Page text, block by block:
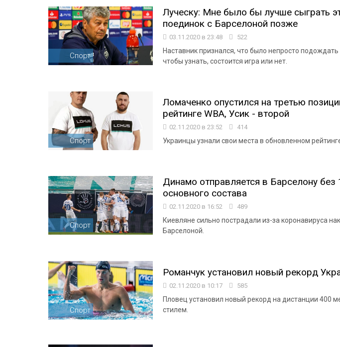
Спорт
Луческу: Мне было бы лучше сыграть
поединок с Барселоной позже
03.11.2020 в 23:48 522
Наставник признался, что было непросто подождать
чтобы узнать, состоится игра или нет.
Спорт
Ломаченко опустился на третью
рейтинге WBA, Усик - второй
02.11.2020 в 23:52 414
Украинцы узнали свои места в обновленном
Спорт
Динамо отправляется в Барселону без
основного состава
02.11.2020 в 16:52 489
Киевляне сильно пострадали из-за коронавируса
Барселоной.
Спорт
Романчук установил новый рекорд
02.11.2020 в 10:17 585
Пловец установил новый рекорд на дистанции 400
стилем.